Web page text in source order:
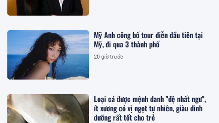
Mỹ Anh công bố tour diễn đầu tiên tại
Mỹ, đi qua 3 thành phố
20 giờ trước
Loại cá được mệnh danh "đệ nhất ngư",
ít xương có vị ngọt tự nhiên, giàu dinh
dưỡng rất tốt cho trẻ